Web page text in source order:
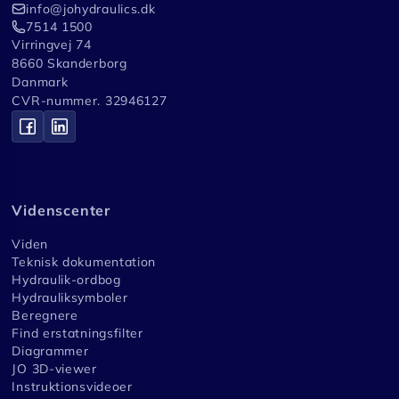
info@johydraulics.dk
7514 1500
Virringvej 74
8660 Skanderborg
Danmark
CVR-nummer. 32946127
Videnscenter
Viden
Teknisk dokumentation
Hydraulik-ordbog
Hydrauliksymboler
Beregnere
Find erstatningsfilter
Diagrammer
JO 3D-viewer
Instruktionsvideoer